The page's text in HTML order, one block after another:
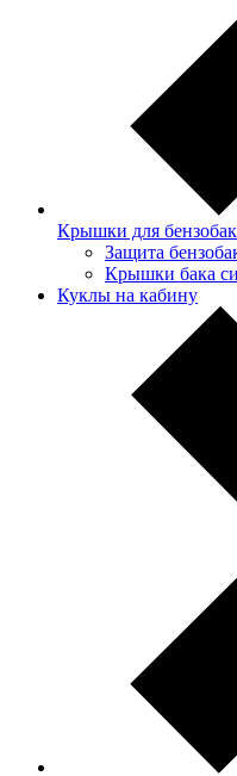
Крышки для
Защита
Крышки бака
Куклы на кабину